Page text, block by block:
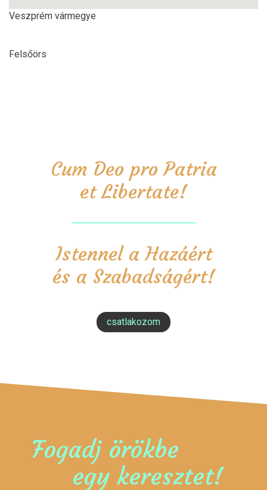
Veszprém vármegye
Felsőörs
Cum Deo pro Patria
et Libertate!
Istennel a Hazáért
és a Szabadságért!
csatlakozom
Fogadj örökbe
egy keresztet!